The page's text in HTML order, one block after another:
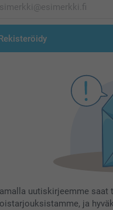
uutiskirjeemme saat
ja